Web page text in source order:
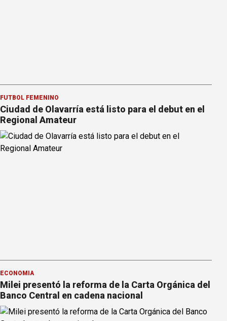
FÚTBOL FEMENINO
Ciudad de Olavarría está listo para el debut en el
Regional Amateur
ECONOMÍA
Milei presentó la reforma de la Carta Orgánica del
Banco Central en cadena nacional